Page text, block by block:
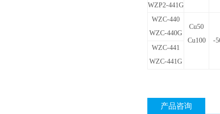
WZP2-441G
WZC-440
WZC-440G
Cu50
Cu100
-
WZC-441
WZC-441G
产品咨询